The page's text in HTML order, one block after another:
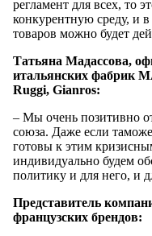
регламент для всех, то
конкурентную среду, и
товаров можно будет
Татьяна Мадассова,
итальянских фабрик
Ruggi, Gianros:
– Мы очень позитивно
союза. Даже если
готовы к этим
индивидуально будем
политику и для него, и
Представитель
французских брендов: